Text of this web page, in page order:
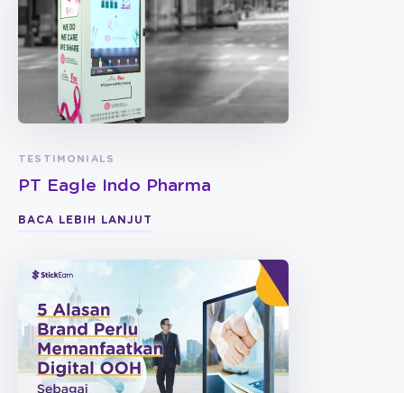
TESTIMONIALS
PT Eagle Indo Pharma
BACA LEBIH LANJUT